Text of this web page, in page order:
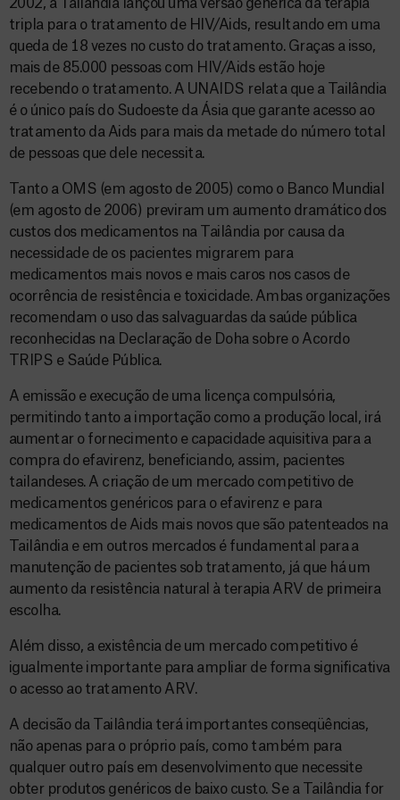
2002, a Tailândia lançou uma versão genérica da terapia
tripla para o tratamento de HIV/Aids, resultando em uma
queda de 18 vezes no custo do tratamento. Graças a isso,
mais de 85.000 pessoas com HIV/Aids estão hoje
recebendo o tratamento. A UNAIDS relata que a Tailândia
é o único país do Sudoeste da Ásia que garante acesso ao
tratamento da Aids para mais da metade do número total
de pessoas que dele necessita.
Tanto a OMS (em agosto de 2005) como o Banco Mundial
(em agosto de 2006) previram um aumento dramático dos
custos dos medicamentos na Tailândia por causa da
necessidade de os pacientes migrarem para
medicamentos mais novos e mais caros nos casos de
ocorrência de resistência e toxicidade. Ambas organizações
recomendam o uso das salvaguardas da saúde pública
reconhecidas na Declaração de Doha sobre o Acordo
TRIPS e Saúde Pública.
A emissão e execução de uma licença compulsória,
permitindo tanto a importação como a produção local, irá
aumentar o fornecimento e capacidade aquisitiva para a
compra do efavirenz, beneficiando, assim, pacientes
tailandeses. A criação de um mercado competitivo de
medicamentos genéricos para o efavirenz e para
medicamentos de Aids mais novos que são patenteados na
Tailândia e em outros mercados é fundamental para a
manutenção de pacientes sob tratamento, já que há um
aumento da resistência natural à terapia ARV de primeira
escolha.
Além disso, a existência de um mercado competitivo é
igualmente importante para ampliar de forma significativa
o acesso ao tratamento ARV.
A decisão da Tailândia terá importantes conseqüências,
não apenas para o próprio país, como também para
qualquer outro país em desenvolvimento que necessite
obter produtos genéricos de baixo custo. Se a Tailândia for